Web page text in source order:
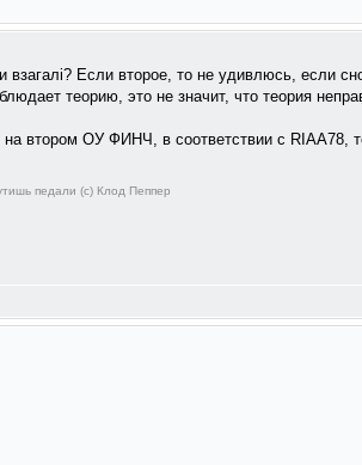
Если второе, то не удивлюсь, если
теорию, это не значит, что теория
втором ОУ ФИНЧ, в соответствии с RIAA78,
педали (с) Клод Пеппер